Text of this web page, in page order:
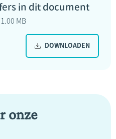
in dit document
1.00 MB
DOWNLOADEN
onze